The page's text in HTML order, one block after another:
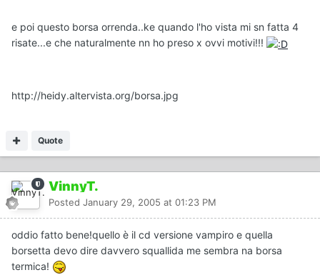
e poi questo borsa orrenda..ke quando l'ho vista mi sn fatta 4
risate...e che naturalmente nn ho preso x ovvi motivi!!!
http://heidy.altervista.org/borsa.jpg
Quote
VinnyT.
Posted January 29, 2005 at 01:23 PM
oddio fatto bene!quello è il cd versione vampiro e quella
borsetta devo dire davvero squallida me sembra na borsa
termica!